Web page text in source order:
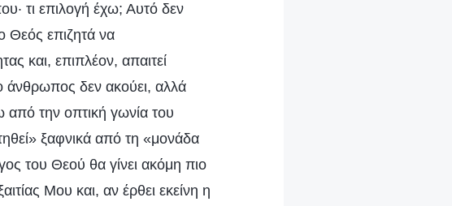
τι επιλογή έχω; Αυτό δεν
Θεός επιζητά να
και, επιπλέον, απαιτεί
δεν ακούει, αλλά
την οπτική γωνία του
ξαφνικά από τη «μονάδα
του Θεού θα γίνει ακόμη πιο
Μου και, αν έρθει εκείνη η